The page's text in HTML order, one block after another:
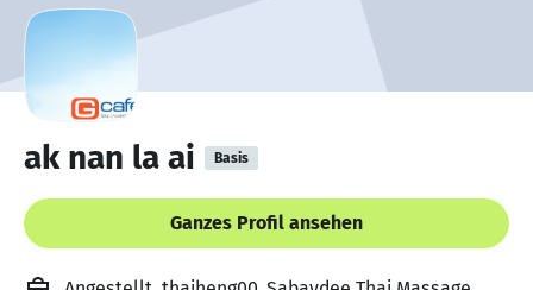
ak nan la ai Basis
Ganzes Profil ansehen